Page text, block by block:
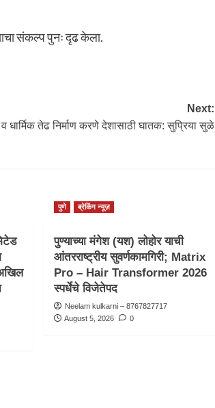
संकल्प पुनः दृढ केला.
Next:
धार्मिक तेढ निर्माण करणे देशासाठी घातक: सुप्रिया सुळे
पुणे ब्रेकिंग न्यूज़
पुण्याच्या मंगेश (यश) लोहोर याची
आंतरराष्ट्रीय सुवर्णकामगिरी; Matrix
Pro – Hair Transformer 2026
स्पर्धेचे विजेतेपद
Neelam kulkarni – 8767827717
August 5, 2026
0